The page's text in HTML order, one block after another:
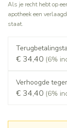
Als je recht hebt op
apotheek een
staat.
€ 34,40 (6%
Verhoogde
€ 34,40 (6%